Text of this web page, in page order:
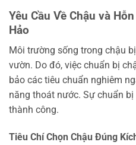
Yêu Cầu Về Chậu và
Hảo
Môi trường sống trong chậu
vườn. Do đó, việc chuẩn bị
bảo các tiêu chuẩn nghiêm
năng thoát nước. Sự chuẩn
thành công.
Tiêu Chí Chọn Chậu Đúng